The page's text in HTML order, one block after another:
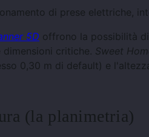
di prese elettriche,
5D offrono la possibilità
critiche. Sweet
0,30 m di default) e
(la planimetria)